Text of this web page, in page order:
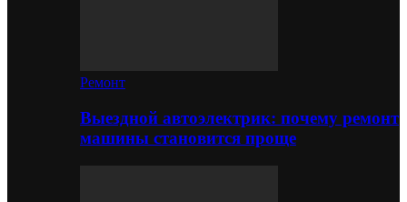
Ремонт
Выездной автоэлектрик: почему ремонт
машины становится проще